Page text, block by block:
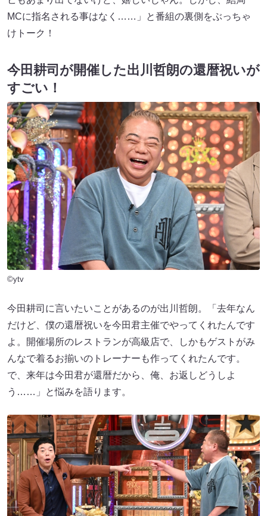
MCに指名される事はなく……」と番組の裏側をぶっちゃ
けトーク！
今田耕司が開催した出川哲朗の還暦祝いが
すごい！
©ytv
今田耕司に言いたいことがあるのが出川哲朗。「去年なん
だけど、僕の還暦祝いを今田君主催でやってくれたんです
よ。開催場所のレストランが高級店で、しかもゲストがみ
んなで着るお揃いのトレーナーも作ってくれたんです。
で、来年は今田君が還暦だから、俺、お返しどうしよ
う……」と悩みを語ります。